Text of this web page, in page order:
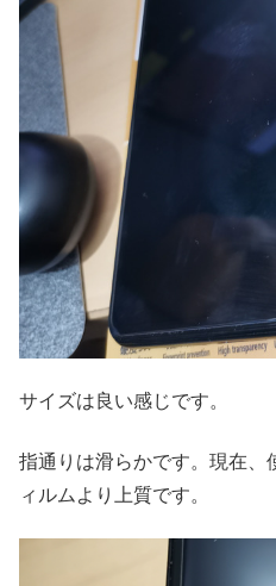
サイズは良い感じです。
指通りは滑らかです。現在、
ィルムより上質です。